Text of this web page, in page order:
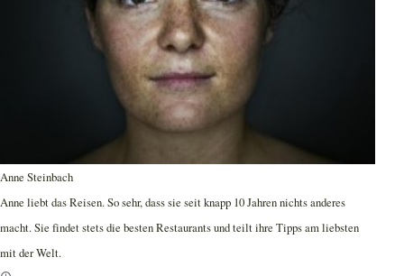
Anne Steinbach
Anne liebt das Reisen. So sehr, dass sie seit knapp 10 Jahren nichts anderes
macht. Sie findet stets die besten Restaurants und teilt ihre Tipps am liebsten
mit der Welt.